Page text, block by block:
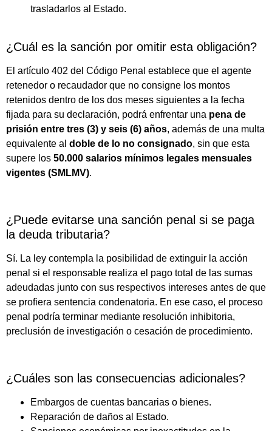
trasladarlos al Estado.
¿Cuál es la sanción por omitir esta obligación?
El artículo 402 del Código Penal establece que el agente
retenedor o recaudador que no consigne los montos
retenidos dentro de los dos meses siguientes a la fecha
fijada para su declaración, podrá enfrentar una pena de
prisión entre tres (3) y seis (6) años, además de una multa
equivalente al doble de lo no consignado, sin que esta
supere los 50.000 salarios mínimos legales mensuales
vigentes (SMLMV).
¿Puede evitarse una sanción penal si se paga
la deuda tributaria?
Sí. La ley contempla la posibilidad de extinguir la acción
penal si el responsable realiza el pago total de las sumas
adeudadas junto con sus respectivos intereses antes de que
se profiera sentencia condenatoria. En ese caso, el proceso
penal podría terminar mediante resolución inhibitoria,
preclusión de investigación o cesación de procedimiento.
¿Cuáles son las consecuencias adicionales?
Embargos de cuentas bancarias o bienes.
Reparación de daños al Estado.